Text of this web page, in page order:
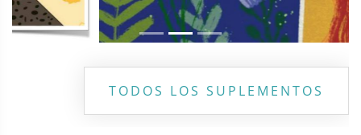
TODOS LOS SUPLEMENTOS